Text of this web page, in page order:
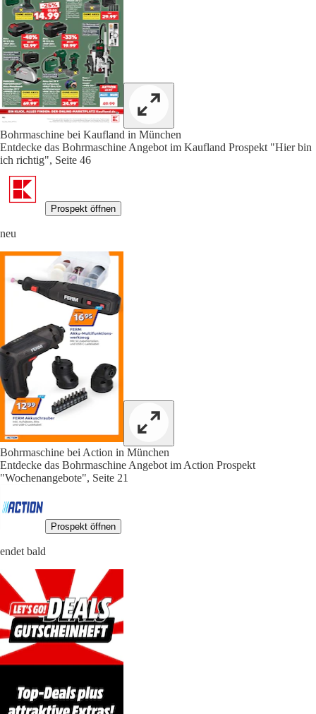
Bohrmaschine bei Kaufland in München
Entdecke das Bohrmaschine Angebot im Kaufland Prospekt "Hier bin
ich richtig", Seite 46
Prospekt öffnen
neu
Bohrmaschine bei Action in München
Entdecke das Bohrmaschine Angebot im Action Prospekt
"Wochenangebote", Seite 21
Prospekt öffnen
endet bald